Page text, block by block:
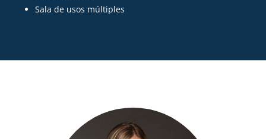
Sala de usos múltiples